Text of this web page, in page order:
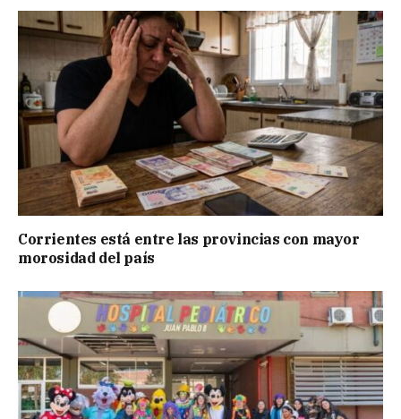
Corrientes está entre las provincias con mayor
morosidad del país